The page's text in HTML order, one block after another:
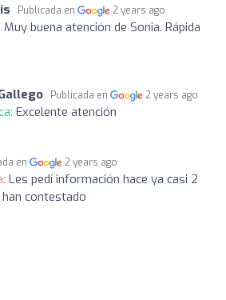
Publicada en 2 years ago
Muy buena atención de Sonia. Rápida
Publicada en 2 years ago
Excelente atención
en 2 years ago
Les pedí información hace ya casi 2
contestado